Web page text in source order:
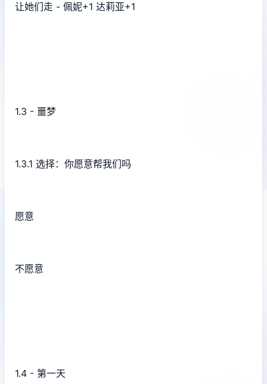
让她们走 - 佩妮+1 达莉亚+1
1.3 - 噩梦
1.3.1 选择：你愿意帮我们吗
愿意
不愿意
1.4 - 第一天